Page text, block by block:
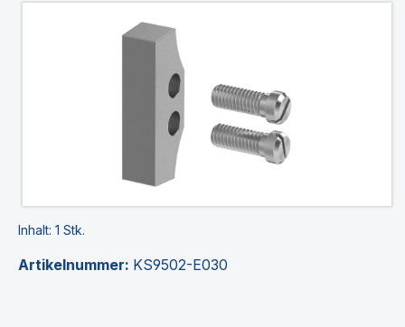
Inhalt: 1 Stk.
Artikelnummer: KS9502-E030